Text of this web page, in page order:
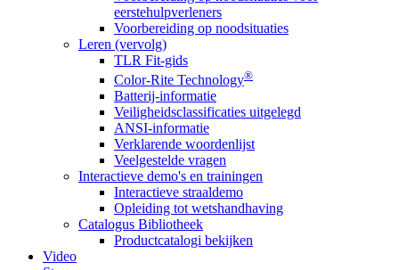
eerstehulpverleners
Voorbereiding op noodsituaties
Leren (vervolg)
TLR Fit-gids
Color-Rite Technology®
Batterij-informatie
Veiligheidsclassificaties uitgelegd
ANSI-informatie
Verklarende woordenlijst
Veelgestelde vragen
Interactieve demo's en trainingen
Interactieve straaldemo
Opleiding tot wetshandhaving
Catalogus Bibliotheek
Productcatalogi bekijken
Video